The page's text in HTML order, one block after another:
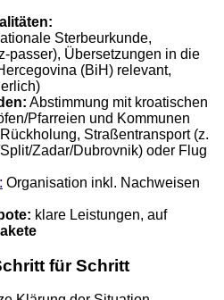
Sterbeurkunde,
passer), Übersetzungen in die
(BiH) relevant,
Abstimmung mit kroatischen
Pfarreien und Kommunen
Rückholung, Straßentransport (z.
Zadar/Dubrovnik) oder Flug
Organisation inkl. Nachweisen
klare Leistungen, auf
für Schritt